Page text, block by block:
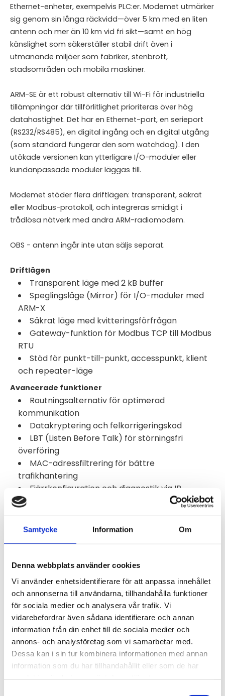
Samtycke Information Om
Denna webbplats använder cookies
Vi använder enhetsidentifierare för att anpassa innehållet
och annonserna till användarna, tillhandahålla funktioner
för sociala medier och analysera vår trafik. Vi
vidarebefordrar även sådana identifierare och annan
information från din enhet till de sociala medier och
annons- och analysföretag som vi samarbetar med.
Dessa kan i sin tur kombinera informationen med annan
information som du har tillhandahållit eller som de har
Ethernet-enheter, exempelvis PLC:er. Modemet utmärker
sig genom sin långa räckvidd—över 5 km med en liten
antenn och mer än 10 km vid fri sikt—samt en hög
känslighet som säkerställer stabil drift även i
utmanande miljöer som fabriker, stenbrott,
stadsområden och mobila maskiner.
ARM-SE är ett robust alternativ till Wi-Fi för industriella
tillämpningar där tillförlitlighet prioriteras över hög
datahastighet. Det har en Ethernet-port, en serieport
(RS232/RS485), en digital ingång och en digital utgång
(som standard fungerar den som watchdog). I den
utökade versionen kan ytterligare I/O-moduler eller
kundanpassade moduler läggas till.
Modemet stöder flera driftlägen: transparent, säkrat
eller Modbus-protokoll, och integreras smidigt i
trådlösa nätverk med andra ARM-radiomodem.
OBS - antenn ingår inte utan säljs separat.
Driftlägen
Transparent läge med 2 kB buffer
Speglingsläge (Mirror) för I/O-moduler med
ARM-X
Säkrat läge med kvitteringsförfrågan
Gateway-funktion för Modbus TCP till Modbus
RTU
Stöd för punkt-till-punkt, accesspunkt, klient
och repeater-läge
Avancerade funktioner
Routningsalternativ för optimerad
kommunikation
Datakryptering och felkorrigeringskod
LBT (Listen Before Talk) för störningsfri
överföring
MAC-adressfiltrering för bättre
trafikhantering
Fjärrkonfiguration och diagnostik via IP
Watchdog-funktion med e-postvarning
Konfiguration & Uppdateringar
Via inbäddad webbsida eller Hayes-
Firmware-uppdatering via Ethernet
Lokal och fjärrstyrd konfiguration & testläge
3 DIP-switchar för RS485-konfiguration + 1
DIP-switch för testläge
Antenn
SMA-honkontakt på framsidan
Rekommenderade antenner: ½-vågs vinklad
eller ¼-vågs extern (för montering i